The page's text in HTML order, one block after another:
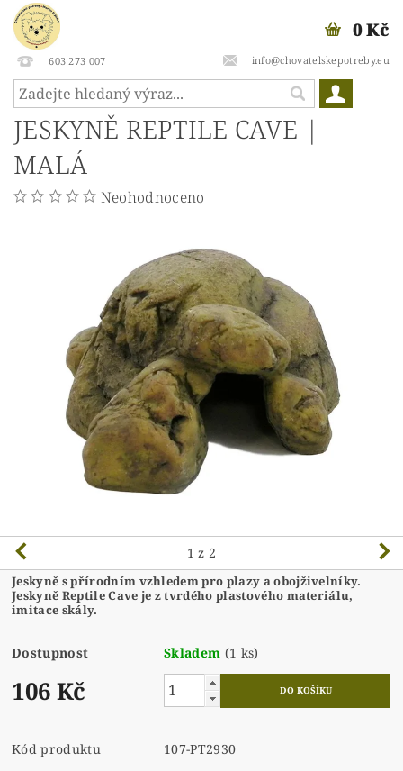
603 273 007 info@chovatelskepotreby.eu
0 Kč
JESKYNĚ REPTILE CAVE |
MALÁ
Neohodnoceno
1 z 2
Jeskyně s přírodním vzhledem pro plazy a obojživelníky.
Jeskyně Reptile Cave je z tvrdého plastového materiálu,
imitace skály.
Dostupnost Skladem (1 ks)
106 Kč
Kód produktu
107-PT2930